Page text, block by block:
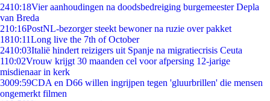
2410:18Vier aanhoudingen na doodsbedreiging burgemeester Depla
van Breda
210:16PostNL-bezorger steekt bewoner na ruzie over pakket
1810:11Long live the 7th of October
2410:03Italië hindert reizigers uit Spanje na migratiecrisis Ceuta
110:02Vrouw krijgt 30 maanden cel voor afpersing 12-jarige
misdienaar in kerk
3009:59CDA en D66 willen ingrijpen tegen 'gluurbrillen' die mensen
ongemerkt filmen